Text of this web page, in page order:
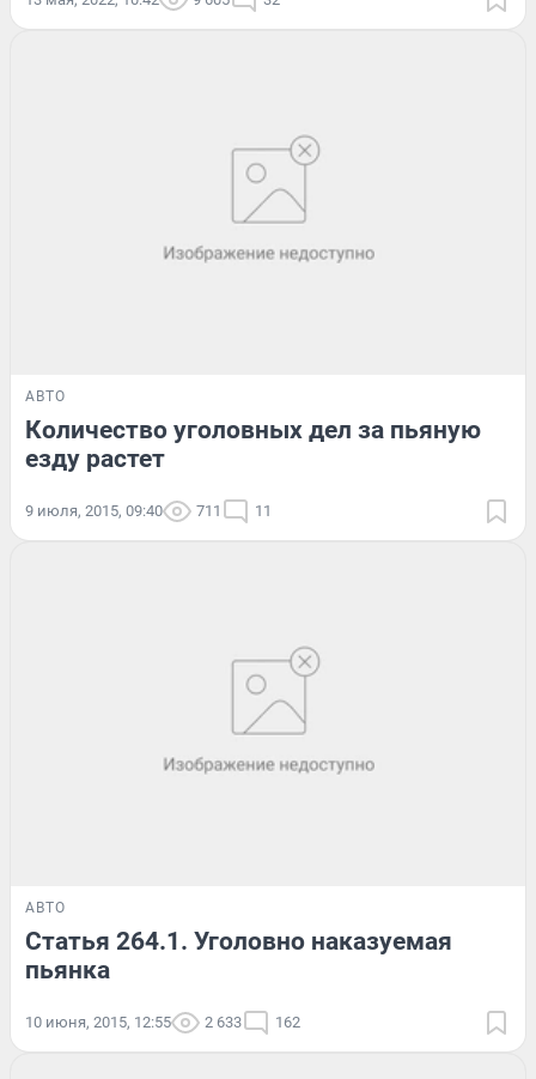
АВТО
Количество уголовных дел за пьяную
езду растет
9 июля, 2015, 09:40 711 11
АВТО
Статья 264.1. Уголовно наказуемая
пьянка
10 июня, 2015, 12:55 2 633 162